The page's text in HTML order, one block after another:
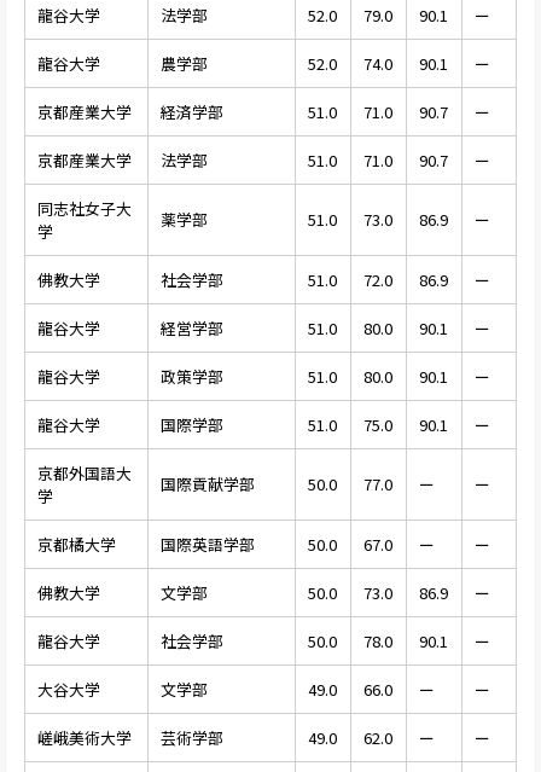
龍谷大学 法学部 52.0 79.0 90.1 ー
龍谷大学 農学部 52.0 74.0 90.1 ー
京都産業大学 経済学部 51.0 71.0 90.7 ー
京都産業大学 法学部 51.0 71.0 90.7 ー
同志社女子大
学
薬学部 51.0 73.0 86.9 ー
佛教大学 社会学部 51.0 72.0 86.9 ー
龍谷大学 経営学部 51.0 80.0 90.1 ー
龍谷大学 政策学部 51.0 80.0 90.1 ー
龍谷大学 国際学部 51.0 75.0 90.1 ー
京都外国語大
学
国際貢献学部 50.0 77.0 ー ー
京都橘大学 国際英語学部 50.0 67.0 ー ー
佛教大学 文学部 50.0 73.0 86.9 ー
龍谷大学 社会学部 50.0 78.0 90.1 ー
大谷大学 文学部 49.0 66.0 ー ー
嵯峨美術大学 芸術学部 49.0 62.0 ー ー